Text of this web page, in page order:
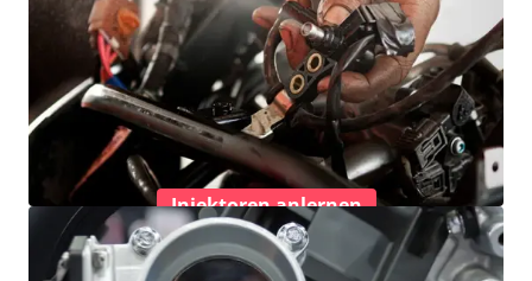
Injektoren anlernen